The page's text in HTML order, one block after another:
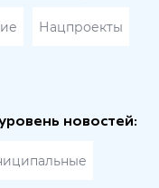
Нацпроекты
новостей: